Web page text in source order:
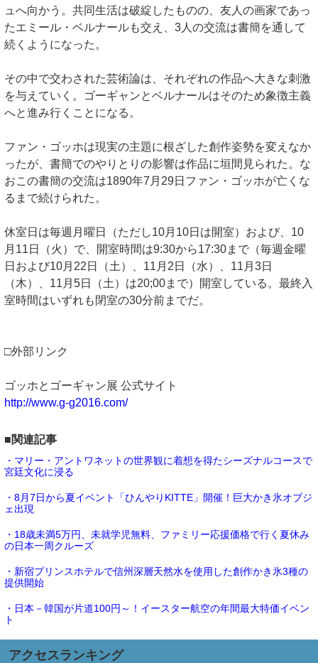
ュへ向かう。共同生活は破綻したものの、友人の画家であっ
たエミール・ベルナールも交え、3人の交流は書簡を通して
続くようになった。
その中で交わされた芸術論は、それぞれの作品へ大きな刺激
を与えていく。ゴーギャンとベルナールはそのため象徴主義
へと進み行くことになる。
ファン・ゴッホは現実の主題に根ざした創作姿勢を変えなか
ったが、書簡でのやりとりの影響は作品に垣間見られた。な
おこの書簡の交流は1890年7月29日ファン・ゴッホが亡くな
るまで続けられた。
休室日は毎週月曜日（ただし10月10日は開室）および、10
月11日（火）で、開室時間は9:30から17:30まで（毎週金曜
日および10月22日（土）、11月2日（水）、11月3日
（木）、11月5日（土）は20;00まで）開室している。最終入
室時間はいずれも閉室の30分前までだ。
□外部リンク
ゴッホとゴーギャン展 公式サイト
http://www.g-g2016.com/
■関連記事
・マリー・アントワネットの世界観に着想を得たシーズナルコースで
宮廷文化に浸る
・8月7日から夏イベント「ひんやりKITTE」開催！巨大かき氷オブジ
ェ出現
・18歳未満5万円、未就学児無料、ファミリー応援価格で行く夏休み
の日本一周クルーズ
・新宿プリンスホテルで信州深層天然水を使用した創作かき氷3種の
提供開始
・日本－韓国が片道100円～！イースター航空の年間最大特価イベン
ト
アクセスランキング